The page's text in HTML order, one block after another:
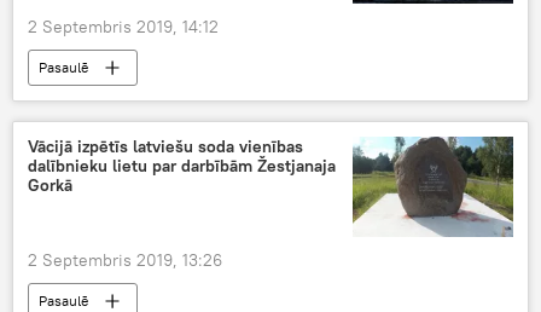
2 Septembris 2019, 14:12
Pasaulē
Vācijā izpētīs latviešu soda vienības
dalībnieku lietu par darbībām Žestjanaja
Gorkā
2 Septembris 2019, 13:26
Pasaulē